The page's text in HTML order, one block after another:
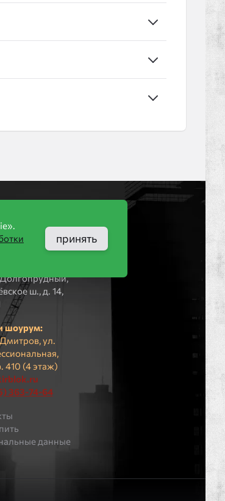
ш., д. 14,
шоурум:
ул.
410 (4 этаж)
363-74-64
данные
принять